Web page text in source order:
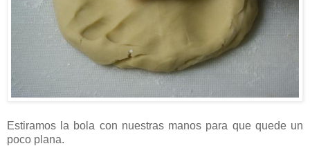
Estiramos la bola con nuestras manos para que quede un
poco plana.